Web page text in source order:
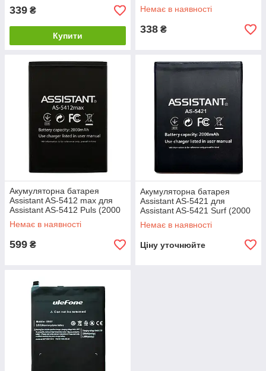
339 ₴
Купити
Немає в наявності
338 ₴
Акумуляторна батарея
Assistant AS-5412 max для
Assistant AS-5412 Puls (2000
mAh)
Немає в наявності
599 ₴
Акумуляторна батарея
Assistant AS-5421 для
Assistant AS-5421 Surf (2000
mAh)
Немає в наявності
Ціну уточнюйте